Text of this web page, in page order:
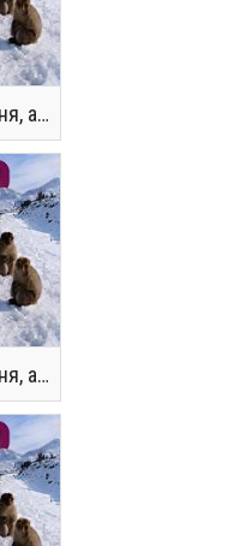
Мислех си, че отивам в пустиня, а се озовах в снега !! / Not the Morocco You Know
Мислех си, че отивам в пустиня, а се озовах в снега !! / Not the Morocco You Know